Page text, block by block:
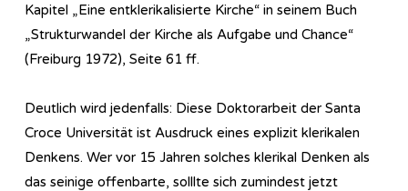
Kapitel „Eine entklerikalisierte Kirche“ in seinem Buch
„Strukturwandel der Kirche als Aufgabe und Chance“
(Freiburg 1972), Seite 61 ff.
Deutlich wird jedenfalls: Diese Doktorarbeit der Santa
Croce Universität ist Ausdruck eines explizit klerikalen
Denkens. Wer vor 15 Jahren solches klerikal Denken als
das seinige offenbarte, solllte sich zumindest jetzt